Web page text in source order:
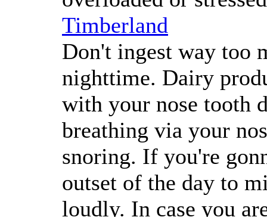
Timberland
Don't ingest way too
nighttime. Dairy
with your nose tooth
breathing via your
snoring. If you're
outset of the day to
loudly. In case you